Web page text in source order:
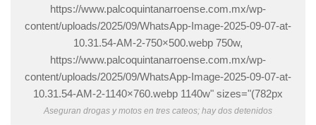
https://www.palcoquintanarroense.com.mx/wp-
content/uploads/2025/09/WhatsApp-Image-2025-09-07-at-
10.31.54-AM-2-750×500.webp 750w,
https://www.palcoquintanarroense.com.mx/wp-
content/uploads/2025/09/WhatsApp-Image-2025-09-07-at-
10.31.54-AM-2-1140×760.webp 1140w" sizes="(782px
Aseguran drogas y motos en tres cateos; hay dos detenidos